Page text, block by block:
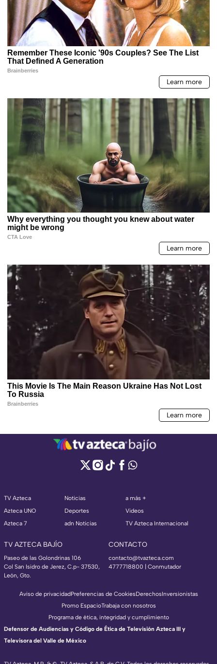
TV Azteca
Azteca UNO
Azteca 7
Noticias
Deportes
adn Noticias
a más +
Videos
TV Azteca Internacional
TV AZTECA BAJÍO
Paseo de las Golondrinas 106
Col San Isidro de Jerez, C.p- 37530,
León, Gto.
CONTACTO
contacto@tvazteca.com
4777718800 | Conmutador
Aviso de privacidadPreferencias de CookiesDerechosInversionistas
Promo EspacioTrabaja con nosotros
Programa de ética, integridad y cumplimiento
Defensor de Audiencias y Código de Ética de Televisión Azteca III y
Televisora del Valle de México